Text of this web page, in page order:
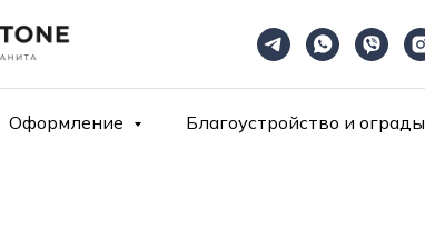
Оформление Благоустройство и ограды